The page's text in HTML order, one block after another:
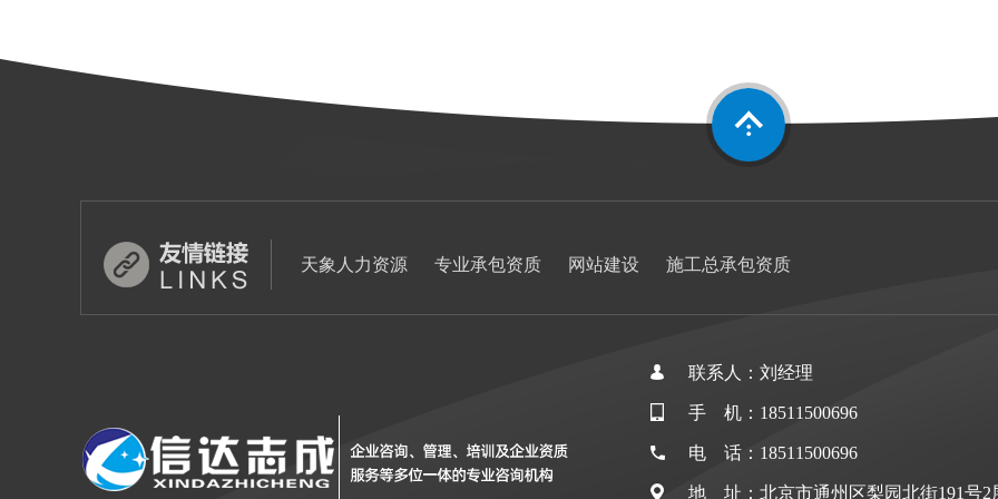
天象人力资源 专业承包资质 网站建设 施工总承包资质
联系人：刘经理
手 机：18511500696
电 话：18511500696
地 址：北京市通州区梨园北街191号2